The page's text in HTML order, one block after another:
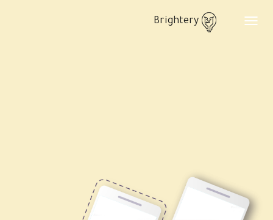
Toggle
Brightery